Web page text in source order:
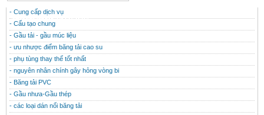
CONTACT
THÔNG TIN HỮU ÍCH
- Cung cấp dịch vụ
- Cấu tạo chung
- Gầu tải - gầu múc liệu
- ưu nhược điểm băng tải cao su
- phụ tùng thay thế tốt nhất
- nguyên nhân chính gây hỏng vòng bi
- Băng tải PVC
- Gầu nhưa-Gầu thép
- các loại dán nối băng tải